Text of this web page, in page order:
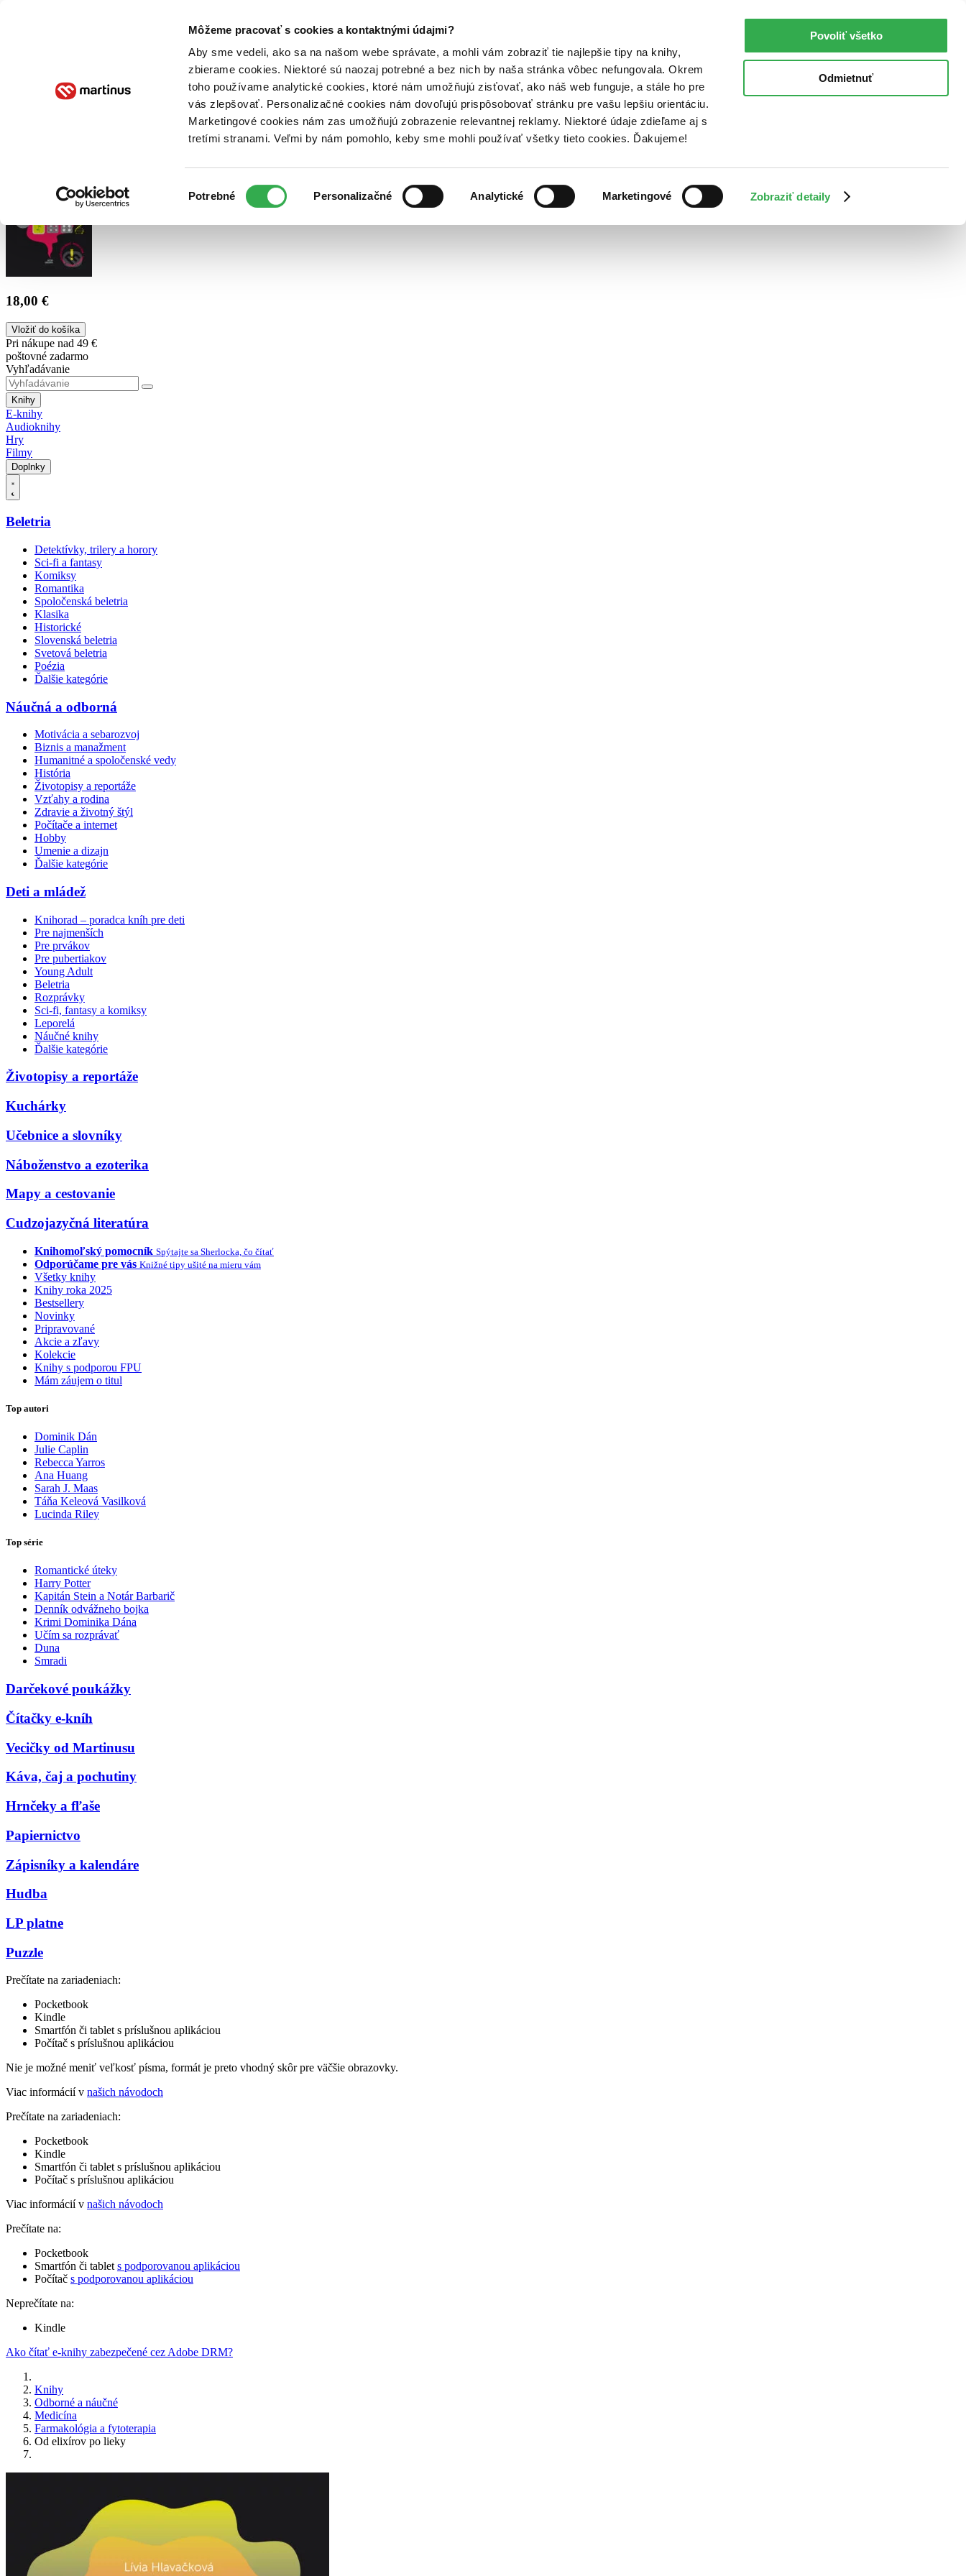
Môžeme pracovať s cookies a kontaktnými údajmi?
Aby sme vedeli, ako sa na našom webe správate, a mohli vám zobraziť tie najlepšie tipy na knihy,
zbierame cookies. Niektoré sú naozaj potrebné a bez nich by naša stránka vôbec nefungovala. Okrem
toho používame analytické cookies, ktoré nám umožňujú zisťovať, ako náš web funguje, a stále ho pre
vás zlepšovať. Personalizačné cookies nám dovoľujú prispôsobovať stránku pre vašu lepšiu orientáciu.
Marketingové cookies nám zas umožňujú zobrazenie relevantnej reklamy. Niektoré údaje zdieľame aj s
tretími stranami. Veľmi by nám pomohlo, keby sme mohli používať všetky tieto cookies. Ďakujeme!
súhlasu
Potrebné Personalizačné Analytické Marketingové Zobraziť detaily
Povoliť všetko
Odmietnuť
Poukážky Kontakt
18,00 €
Vložiť do košíka
Pri nákupe nad 49 €
poštovné zadarmo
Vyhľadávanie
Knihy
E-knihy
Audioknihy
Hry
Filmy
Doplnky
Beletria
Detektívky, trilery a horory
Sci-fi a fantasy
Komiksy
Romantika
Spoločenská beletria
Klasika
Historické
Slovenská beletria
Svetová beletria
Poézia
Ďalšie kategórie
Náučná a odborná
Motivácia a sebarozvoj
Biznis a manažment
Humanitné a spoločenské vedy
História
Životopisy a reportáže
Vzťahy a rodina
Zdravie a životný štýl
Počítače a internet
Hobby
Umenie a dizajn
Ďalšie kategórie
Deti a mládež
Knihorad – poradca kníh pre deti
Pre najmenších
Pre prvákov
Pre pubertiakov
Young Adult
Beletria
Rozprávky
Sci-fi, fantasy a komiksy
Leporelá
Náučné knihy
Ďalšie kategórie
Životopisy a reportáže
Kuchárky
Učebnice a slovníky
Náboženstvo a ezoterika
Mapy a cestovanie
Cudzojazyčná literatúra
Knihomoľský pomocník Spýtajte sa Sherlocka, čo čítať
Odporúčame pre vás Knižné tipy ušité na mieru vám
Všetky knihy
Knihy roka 2025
Bestsellery
Novinky
Pripravované
Akcie a zľavy
Kolekcie
Knihy s podporou FPU
Mám záujem o titul
Top autori
Dominik Dán
Julie Caplin
Rebecca Yarros
Ana Huang
Sarah J. Maas
Táňa Keleová Vasilková
Lucinda Riley
Top série
Romantické úteky
Harry Potter
Kapitán Stein a Notár Barbarič
Denník odvážneho bojka
Krimi Dominika Dána
Učím sa rozprávať
Duna
Smradi
Darčekové poukážky
Čítačky e-kníh
Vecičky od Martinusu
Káva, čaj a pochutiny
Hrnčeky a fľaše
Papiernictvo
Zápisníky a kalendáre
Hudba
LP platne
Puzzle
Prečítate na zariadeniach:
Pocketbook
Kindle
Smartfón či tablet s príslušnou aplikáciou
Počítač s príslušnou aplikáciou
Nie je možné meniť veľkosť písma, formát je preto vhodný skôr pre väčšie obrazovky.
Viac informácií v našich návodoch
Prečítate na zariadeniach:
Pocketbook
Kindle
Smartfón či tablet s príslušnou aplikáciou
Počítač s príslušnou aplikáciou
Viac informácií v našich návodoch
Prečítate na:
Pocketbook
Smartfón či tablet s podporovanou aplikáciou
Počítač s podporovanou aplikáciou
Neprečítate na:
Kindle
Ako čítať e-knihy zabezpečené cez Adobe DRM?
Knihy
Odborné a náučné
Medicína
Farmakológia a fytoterapia
Od elixírov po lieky